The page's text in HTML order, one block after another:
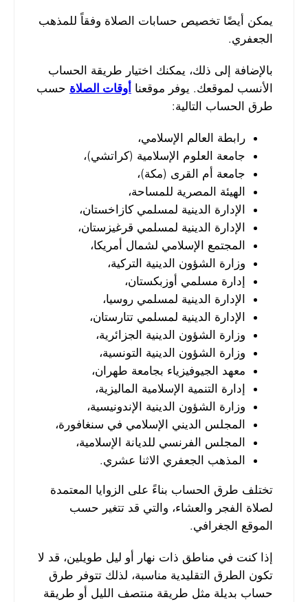
يمكن أيضًا تخصيص حسابات الصلاة وفقاً للمذهب
الجعفري.
بالإضافة إلى ذلك، يمكنك اختيار طريقة الحساب
الأنسب لموقعك. يوفر موقعنا أوقات الصلاة حسب
طرق الحساب التالية:
رابطة العالم الإسلامي،
جامعة العلوم الإسلامية (كراتشي)،
جامعة أم القرى (مكة)،
الهيئة المصرية للمساحة،
الإدارة الدينية لمسلمي كازاخستان،
الإدارة الدينية لمسلمي قرغيزستان،
المجتمع الإسلامي لشمال أمريكا،
وزارة الشؤون الدينية التركية،
إدارة مسلمي أوزبكستان،
الإدارة الدينية لمسلمي روسيا،
الإدارة الدينية لمسلمي تتارستان،
وزارة الشؤون الدينية الجزائرية،
وزارة الشؤون الدينية التونسية،
معهد الجيوفيزياء بجامعة طهران،
إدارة التنمية الإسلامية الماليزية،
وزارة الشؤون الدينية الإندونيسية،
المجلس الديني الإسلامي في سنغافورة،
المجلس الفرنسي للديانة الإسلامية،
المذهب الجعفري الاثنا عشري.
تختلف طرق الحساب بناءً على الزوايا المعتمدة
لصلاة الفجر والعشاء، والتي قد تتغير حسب
الموقع الجغرافي.
إذا كنت في مناطق ذات نهار أو ليل طويلين، قد لا
تكون الطرق التقليدية مناسبة، لذلك تتوفر طرق
حساب بديلة مثل طريقة منتصف الليل أو طريقة